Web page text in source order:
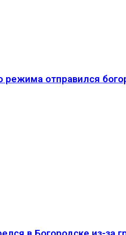
режима отправился